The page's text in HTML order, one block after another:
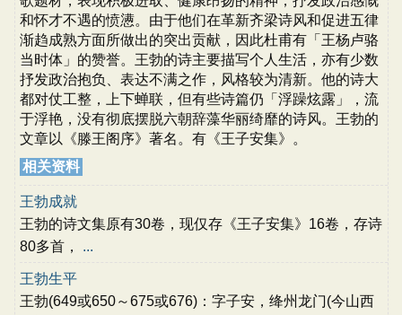
和怀才不遇的愤懑。由于他们在革新齐梁诗风和促进五律
渐趋成熟方面所做出的突出贡献，因此杜甫有「王杨卢骆
当时体」的赞誉。王勃的诗主要描写个人生活，亦有少数
抒发政治抱负、表达不满之作，风格较为清新。他的诗大
都对仗工整，上下蝉联，但有些诗篇仍「浮躁炫露」，流
于浮艳，没有彻底摆脱六朝辞藻华丽绮靡的诗风。王勃的
文章以《滕王阁序》著名。有《王子安集》。
相关资料
王勃成就
王勃的诗文集原有30卷，现仅存《王子安集》16卷，存诗
80多首， ...
王勃生平
王勃(649或650～675或676)：字子安，绛州龙门(今山西